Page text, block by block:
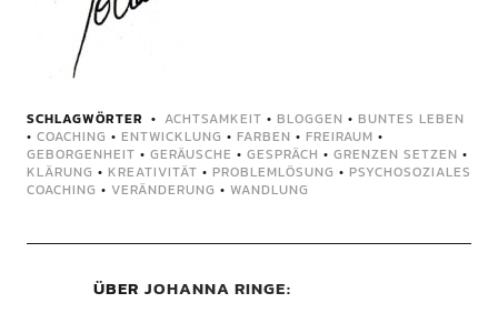
SCHLAGWÖRTER ACHTSAMKEIT • BLOGGEN • BUNTES LEBEN
• COACHING • ENTWICKLUNG • FARBEN • FREIRAUM •
GEBORGENHEIT • GERÄUSCHE • GESPRÄCH • GRENZEN SETZEN •
KLÄRUNG • KREATIVITÄT • PROBLEMLÖSUNG • PSYCHOSOZIALES
COACHING • VERÄNDERUNG • WANDLUNG
ÜBER JOHANNA RINGE